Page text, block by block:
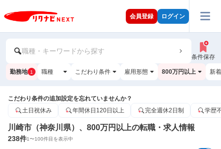
会員登録 ログイン
職種・キーワードから探す
条件保存
勤務地 1 職種 こだわり条件 雇用形態 800万円以上 新
こだわり条件の追加設定を忘れていませんか？
土日祝休み
年間休日120日以上 完全週休2日制 学歴
川崎市（神奈川県）、800万円以上の転職・求人情報
238件1〜100件目を表示中